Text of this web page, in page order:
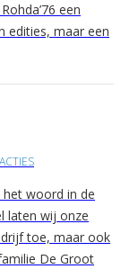
een
edities, maar een
woord in de
laten wij onze
toe, maar ook
De Groot